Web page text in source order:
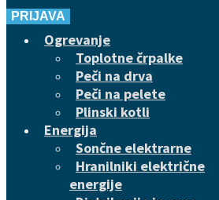
PRIJAVA
Ogrevanje
Toplotne črpalke
Peči na drva
Peči na pelete
Plinski kotli
Energija
Sončne elektrarne
Hranilniki električne
energije